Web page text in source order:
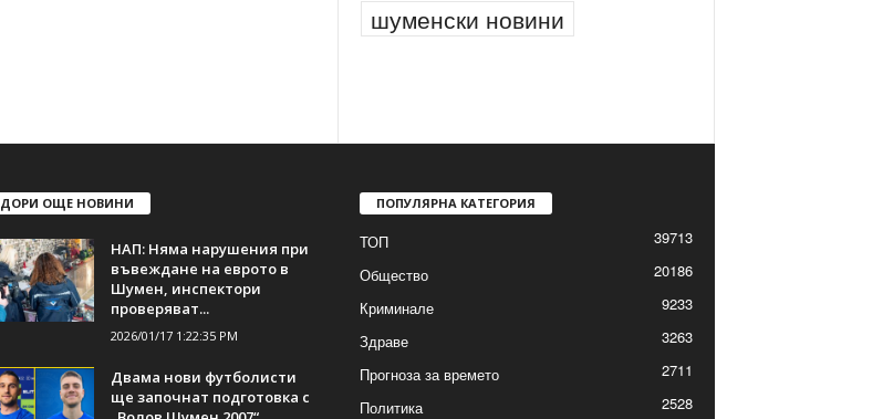
шуменски новини
ДОРИ ОЩЕ НОВИНИ
НАП: Няма нарушения при
въвеждане на еврото в
Шумен, инспектори
проверяват...
2026/01/17 1:22:35 PM
Двама нови футболисти
ще започнат подготовка с
ПОПУЛЯРНА КАТЕГОРИЯ
ТОП
39713
Общество
20186
Криминале
9233
Здраве
3263
Прогноза за времето
2711
Политика
2528